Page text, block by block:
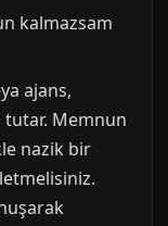
kalmazsam
ajans,
Memnun
nazik bir